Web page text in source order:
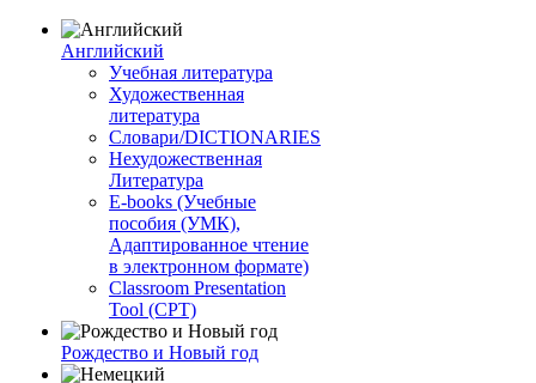
Английский
Учебная литература
Художественная
литература
Словари/DICTIONARIES
Нехудожественная
Литература
E-books (Учебные
пособия (УМК),
Адаптированное чтение
в электронном формате)
Classroom Presentation
Tool (CPT)
Рождество и Новый год